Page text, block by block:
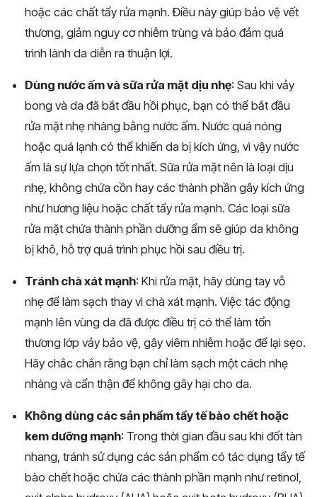
hoặc các chất tẩy rửa mạnh. Điều này giúp bảo vệ vết
thương, giảm nguy cơ nhiễm trùng và bảo đảm quá
trình lành da diễn ra thuận lợi.
Dùng nước ấm và sữa rửa mặt dịu nhẹ: Sau khi vảy
bong và da đã bắt đầu hồi phục, bạn có thể bắt đầu
rửa mặt nhẹ nhàng bằng nước ấm. Nước quá nóng
hoặc quá lạnh có thể khiến da bị kích ứng, vì vậy nước
ấm là sự lựa chọn tốt nhất. Sữa rửa mặt nên là loại dịu
nhẹ, không chứa cồn hay các thành phần gây kích ứng
như hương liệu hoặc chất tẩy rửa mạnh. Các loại sữa
rửa mặt chứa thành phần dưỡng ẩm sẽ giúp da không
bị khô, hỗ trợ quá trình phục hồi sau điều trị.
Tránh chà xát mạnh: Khi rửa mặt, hãy dùng tay vỗ
nhẹ để làm sạch thay vì chà xát mạnh. Việc tác động
mạnh lên vùng da đã được điều trị có thể làm tổn
thương lớp vảy bảo vệ, gây viêm nhiễm hoặc để lại sẹo.
Hãy chắc chắn rằng bạn chỉ làm sạch một cách nhẹ
nhàng và cẩn thận để không gây hại cho da.
Không dùng các sản phẩm tẩy tế bào chết hoặc
kem dưỡng mạnh: Trong thời gian đầu sau khi đốt tàn
nhang, tránh sử dụng các sản phẩm có tác dụng tẩy tế
bào chết hoặc chứa các thành phần mạnh như retinol,